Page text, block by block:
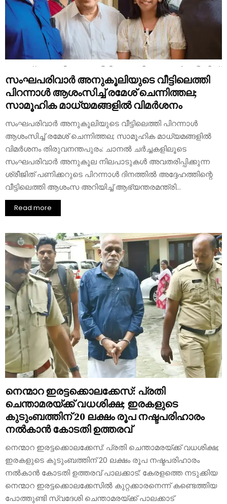
സംഘപരിവാർ അനുകൂലിയുടെ വീട്ടിലെത്തി
പിറന്നാൾ ആശംസിച്ച് രമേശ് ചെന്നിത്തല;
സാമൂഹിക മാധ്യമങ്ങളിൽ വിമർശനം
സംഘപരിവാർ അനുകൂലിയുടെ വീട്ടിലെത്തി പിറന്നാൾ
ആശംസിച്ച് രമേശ് ചെന്നിത്തല; സാമൂഹിക മാധ്യമങ്ങളിൽ
വിമർശനം തിരുവനന്തപുരം: ചാനൽ ചർച്ചകളിലൂടെ
സംഘപരിവാർ അനുകൂല നിലപാടുകൾ അവതരിപ്പിക്കുന്ന
ശ്രീജിത് പണിക്കറുടെ പിറന്നാൾ ദിനത്തിൽ അദ്ദേഹത്തിന്റെ
വീട്ടിലെത്തി ആശംസ അറിയിച്ച് ആഭ്യന്തരമന്ത്രി...
Read more
നെന്മാറ ഇരട്ടക്കൊലക്കേസ്: പ്രതി
ചെന്താമരയ്ക്ക് വധശിക്ഷ; ഇരകളുടെ
കുടുംബത്തിന് 20 ലക്ഷം രൂപ നഷ്ടപരിഹാരം
നൽകാൻ കോടതി ഉത്തരവ്
നെന്മാറ ഇരട്ടക്കൊലക്കേസ്: പ്രതി ചെന്താമരയ്ക്ക് വധശിക്ഷ;
ഇരകളുടെ കുടുംബത്തിന് 20 ലക്ഷം രൂപ നഷ്ടപരിഹാരം
നൽകാൻ കോടതി ഉത്തരവ് പാലക്കാട്: കേരളത്തെ നടുക്കിയ
നെന്മാറ ഇരട്ടക്കൊലക്കേസിൽ കുറ്റക്കാരനെന്ന് കണ്ടെത്തിയ
പോത്തുണ്ടി സ്വദേശി ചെന്താമരയ്ക്ക് പാലക്കാട്